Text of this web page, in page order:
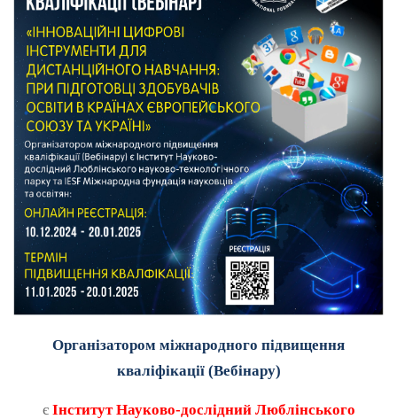
Організатором міжнародного підвищення
кваліфікації (Вебінару)
є Інститут Науково-дослідний Люблінського